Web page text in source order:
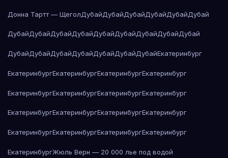
Донна Тартт — ЩеголДубайДубайДубайДубайДубайДубай
ДубайДубайДубайДубайДубайДубайДубайДубайДубай
ДубайДубайДубайДубайДубайДубайДубайЕкатеринбург
ЕкатеринбургЕкатеринбургЕкатеринбургЕкатеринбург
ЕкатеринбургЕкатеринбургЕкатеринбургЕкатеринбург
ЕкатеринбургЕкатеринбургЕкатеринбургЕкатеринбург
ЕкатеринбургЕкатеринбургЕкатеринбургЕкатеринбург
ЕкатеринбургЖюль Верн — 20 000 лье под водой